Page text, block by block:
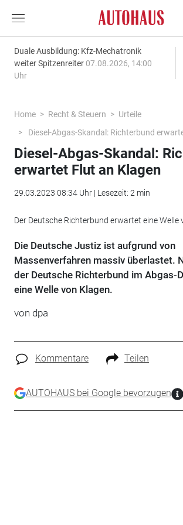
Duale Ausbildung: Kfz-Mechatronik
weiter Spitzenreiter 07.08.2026, 14:00
Uhr
Home Recht & Steuern
Urteile
Diesel-Abgas-Skandal: Richterbund
Diesel-Abgas-Skandal:
erwartet Flut an Klagen
29.03.2023 08:34 Uhr | Lesezeit: 2 min
Der Deutsche Richterbund erwartet eine Welle
Die Deutsche Justiz ist aufgrund von
Massenverfahren massiv überlastet.
der Deutsche Richterbund im Abgas-
eine Welle von Klagen.
von dpa
Kommentare Teilen
AUTOHAUS bei Google bevorzugen